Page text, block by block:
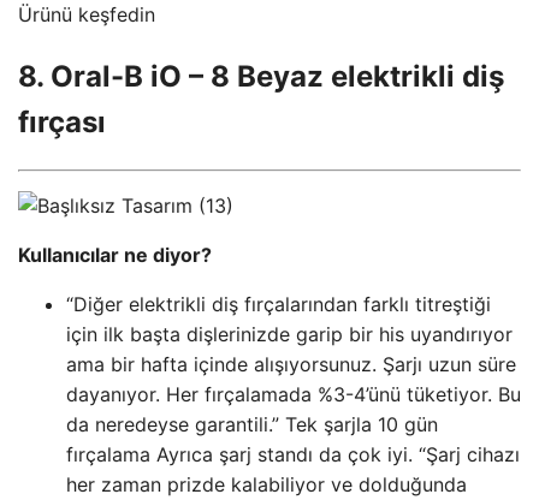
Ürünü keşfedin
8. Oral-B iO – 8 Beyaz elektrikli diş
fırçası
Kullanıcılar ne diyor?
“Diğer elektrikli diş fırçalarından farklı titreştiği
için ilk başta dişlerinizde garip bir his uyandırıyor
ama bir hafta içinde alışıyorsunuz. Şarjı uzun süre
dayanıyor. Her fırçalamada %3-4’ünü tüketiyor. Bu
da neredeyse garantili.” Tek şarjla 10 gün
fırçalama Ayrıca şarj standı da çok iyi. “Şarj cihazı
her zaman prizde kalabiliyor ve dolduğunda